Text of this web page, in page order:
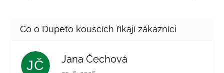
JČ Jana Čechová
Hodnocení obchodu je 5 z 5 hvězdiček.